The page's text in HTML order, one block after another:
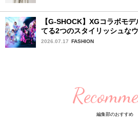
【G-SHOCK】XGコラボモ
てる2つのスタイリッシュな
2026.07.17 FASHION
編集部のおすすめ